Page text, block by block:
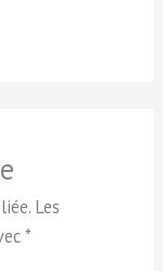
Les
*